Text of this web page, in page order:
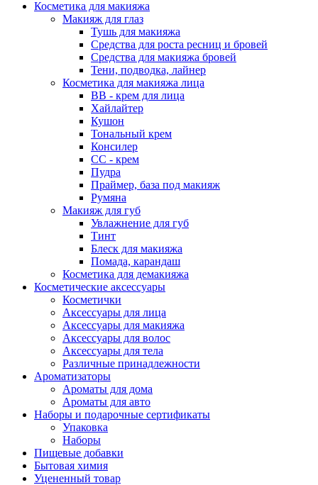
Косметика для макияжа
Макияж для глаз
Тушь для макияжа
Средства для роста ресниц и бровей
Средства для макияжа бровей
Тени, подводка, лайнер
Косметика для макияжа лица
ВВ - крем для лица
Хайлайтер
Кушон
Тональный крем
Консилер
СС - крем
Пудра
Праймер, база под макияж
Румяна
Макияж для губ
Увлажнение для губ
Тинт
Блеск для макияжа
Помада, карандаш
Косметика для демакияжа
Косметические аксессуары
Косметички
Аксессуары для лица
Аксессуары для макияжа
Аксессуары для волос
Аксессуары для тела
Различные принадлежности
Ароматизаторы
Ароматы для дома
Ароматы для авто
Наборы и подарочные сертификаты
Упаковка
Наборы
Пищевые добавки
Бытовая химия
Уцененный товар